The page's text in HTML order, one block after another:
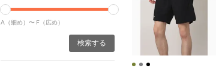
A（細め）〜 F（広め）